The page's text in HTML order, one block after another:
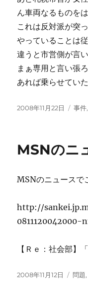
ん車両なるものを
これは反対派が突
やっていることは
違うと市営側が言
まぁ専用と言い張
あれば乗らせてい
投
2008年11月22日
カ
ー
事件,
MSNのニ
MSNのニュースで
http://
0811120042000-
【Ｒｅ：社会部】
投
2008年11月12日
カ
問題